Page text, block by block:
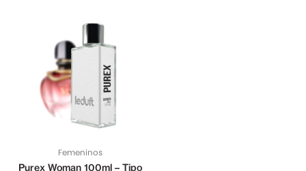
Femeninos
Purex Woman 100ml – Tipo